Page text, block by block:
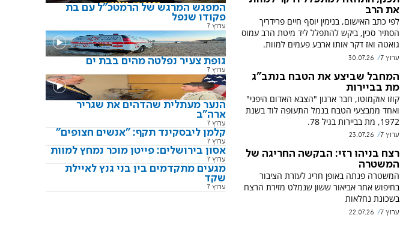
את הרב
לפי כתב האישום, בנימין יוסף חיים פרידריך
הסתיר סכין, ביקש להתפלל ליד מיטת הרב עמוס
גואטה ואז דקר אותו ארבע פעמים למוות.
ערוץ 7 30.07.26
המחבל שביצע את הטבח בנתב"ג
מת בביירות
קוזו אוקמוטו, חבר ארגון "הצבא האדום היפני"
ואחד ממבצעי הטבח בנמל התעופה לוד בשנת
1972, מת בביירות בגיל 78.
ערוץ 7 23.07.26
רצח בניהו רזי: הבקשה החריגה של
המשטרה
המשטרה פנתה באופן חריג לעזרת הציבור
בחיפוש אחר אביאור ששון שנמלט מזירת הרצח
בשכונת נחלאות
ערוץ 7 22.07.26
המפגש המרגש של הרמטכ"ל עם בת
פקודו שנפל
ערוץ 7
גופת צעיר נפלטה מהים בבת ים
ערוץ 7
הנער מעתלית שהדהים את שגריר
ארה"ב
ערוץ 7
קלמן ליבסקינד תקף: "אנשים חצופים"
ערוץ 7
אסון בירושלים: פייטן מוכר נמחץ למוות
ערוץ 7
מגעים מתקדמים בין בני גנץ לאיילת
שקד
ערוץ 7